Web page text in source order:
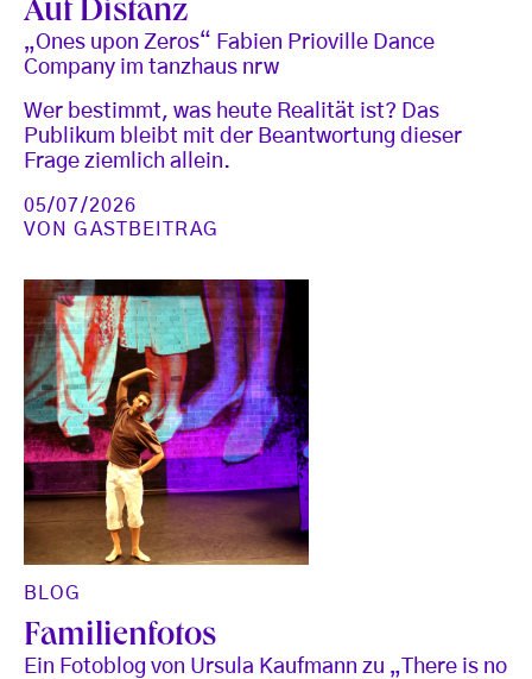
Auf Distanz
„Ones upon Zeros“ Fabien Prioville Dance
Company im tanzhaus nrw
Wer bestimmt, was heute Realität ist? Das
Publikum bleibt mit der Beantwortung dieser
Frage ziemlich allein.
05/07/2026
VONGASTBEITRAG
BLOG
Familienfotos
Ein Fotoblog von Ursula Kaufmann zu „There is no